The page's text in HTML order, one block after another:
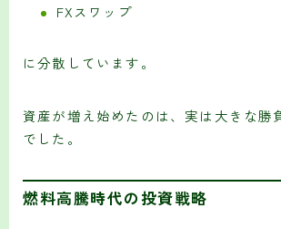
FXスワップ
に分散しています。
資産が増え始めたのは、実は大きな勝
でした。
燃料高騰時代の投資戦略